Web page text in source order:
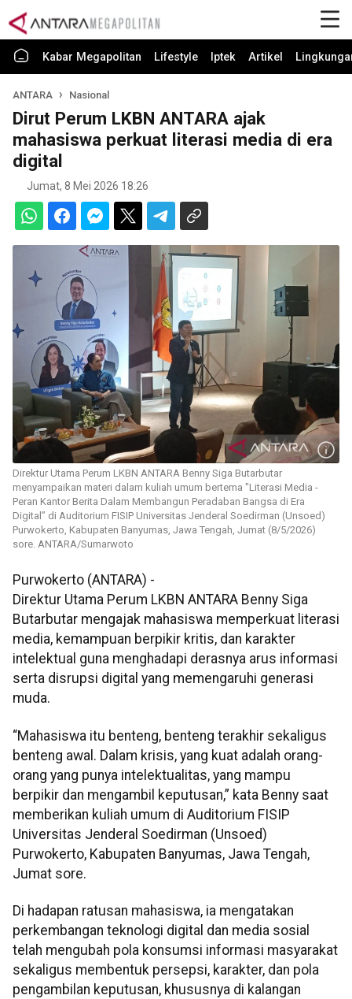
Kabar Megapolitan Lifestyle Iptek Artikel
ANTARA Nasional
Dirut Perum LKBN ANTARA ajak
mahasiswa perkuat literasi media di era
digital
Jumat, 8 Mei 2026 18:26
Direktur Utama Perum LKBN ANTARA Benny Siga Butarbutar
menyampaikan materi dalam kuliah umum bertema "Literasi Media -
Peran Kantor Berita Dalam Membangun Peradaban Bangsa di Era
Digital” di Auditorium FISIP Universitas Jenderal Soedirman (Unsoed)
Purwokerto, Kabupaten Banyumas, Jawa Tengah, Jumat (8/5/2026)
sore. ANTARA/Sumarwoto
Purwokerto (ANTARA) -
Direktur Utama Perum LKBN ANTARA Benny Siga
Butarbutar mengajak mahasiswa memperkuat literasi
media, kemampuan berpikir kritis, dan karakter
intelektual guna menghadapi derasnya arus informasi
serta disrupsi digital yang memengaruhi generasi
muda.
“Mahasiswa itu benteng, benteng terakhir sekaligus
benteng awal. Dalam krisis, yang kuat adalah orang-
orang yang punya intelektualitas, yang mampu
berpikir dan mengambil keputusan,” kata Benny saat
memberikan kuliah umum di Auditorium FISIP
Universitas Jenderal Soedirman (Unsoed)
Purwokerto, Kabupaten Banyumas, Jawa Tengah,
Jumat sore.
Di hadapan ratusan mahasiswa, ia mengatakan
perkembangan teknologi digital dan media sosial
telah mengubah pola konsumsi informasi masyarakat
sekaligus membentuk persepsi, karakter, dan pola
pengambilan keputusan, khususnya di kalangan